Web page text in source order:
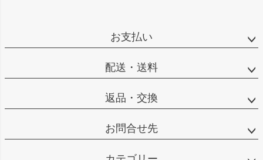
お支払い
配送・送料
返品・交換
お問合せ先